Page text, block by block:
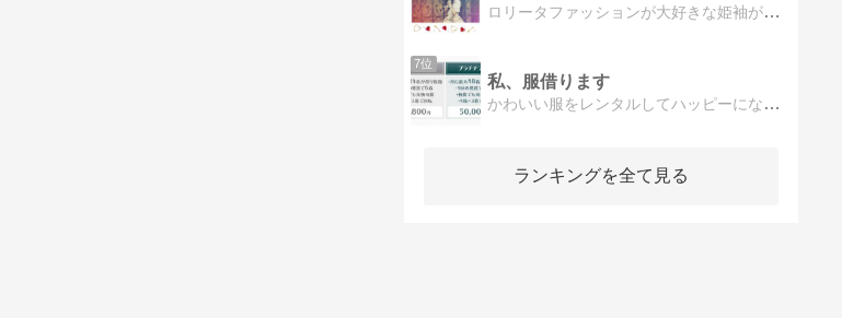
ロリータファッションが大好きな姫袖が運営する、ロリータレンタルショップのブログです。ロリータは主に、BABY、ALICE、Innocent World、A
7位
私、服借ります
かわいい服をレンタルしてハッピーになろう！
ランキングを全て見る